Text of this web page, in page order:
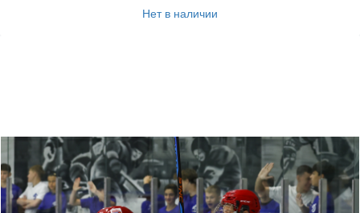
Нет в наличии